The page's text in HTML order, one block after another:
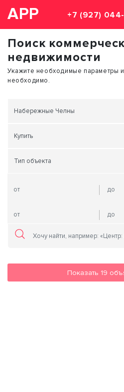
АРР +7 (927)
Поиск
недвижимости
Укажите необходимые параметры
необходимо.
Набережные Челны
Купить
Тип объекта
Показать 19